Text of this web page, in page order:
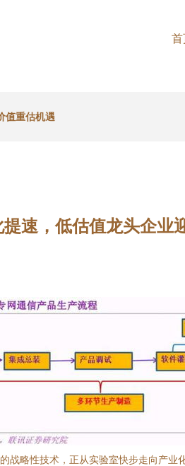
首
值重估机遇
速，低估值龙头企业
战略性技术，正从实验室快步走向产